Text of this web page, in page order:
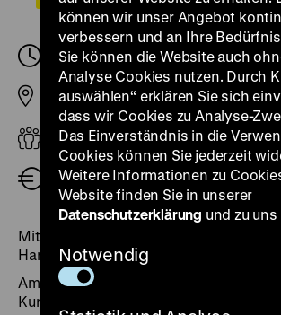
Sonntag, 06. April 2025, 11.00-
Pei-Bau
Erwachsene
kostenfrei, zzgl. Eintritt
Mit Dorlis Blume, Projektleiterin der
Hans Hagemeister, Architekt der
Am ersten Sonntag des jeweiligen
Kuratorin und das Ausstellungsteam
können wir unser Angebot
verbessern und an Ihre
Sie können die Website auch
Analyse Cookies nutzen. Durch
auswählen“ erklären Sie sich
dass wir Cookies zu Analyse-
Das Einverständnis in die
Cookies können Sie jederzeit
Weitere Informationen zu
Website finden Sie in unserer
Datenschutzerklärung und zu uns
Notwendig